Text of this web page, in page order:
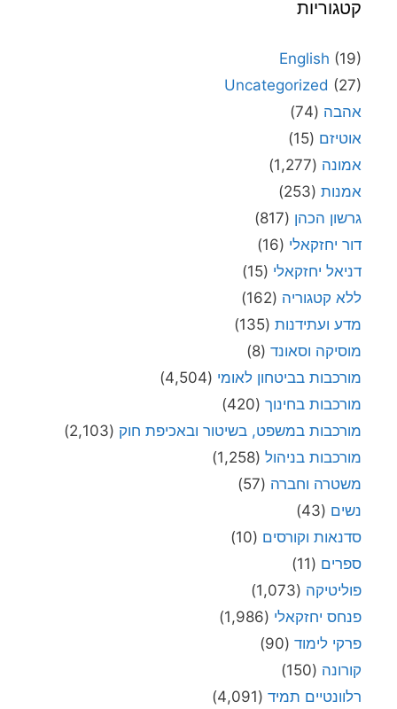
קטגוריות
English (19)
Uncategorized (27)
אהבה (74)
אוטיזם (15)
אמונה (1,277)
אמנות (253)
גרשון הכהן (817)
דור יחזקאלי (16)
דניאל יחזקאלי (15)
ללא קטגוריה (162)
מדע ועתידנות (135)
מוסיקה וסאונד (8)
מורכבות בביטחון לאומי (4,504)
מורכבות בחינוך (420)
מורכבות במשפט, בשיטור ובאכיפת חוק (2,103)
מורכבות בניהול (1,258)
משטרה וחברה (57)
נשים (43)
סדנאות וקורסים (10)
ספרים (11)
פוליטיקה (1,073)
פנחס יחזקאלי (1,986)
פרקי לימוד (90)
קורונה (150)
רלוונטיים תמיד (4,091)